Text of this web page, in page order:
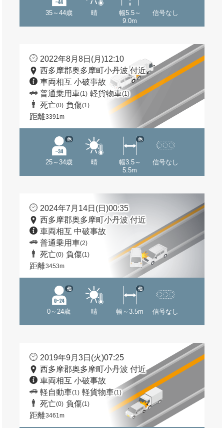
35～44歳 晴
幅5.5～
9.0m
信号なし
2022年8月8日(月)12:10
西多摩郡奥多摩町小丹波 付近
車両相互 小破事故
普通乗用車(1) 軽貨物車(1)
死亡(0) 負傷(1)
距離3391m
25～34歳
他
晴
幅3.5～
5.5m
他
信号なし
2024年7月14日(日)00:35
西多摩郡奥多摩町小丹波 付近
車両相互 中破事故
普通乗用車(2)
死亡(0) 負傷(1)
距離3453m
0～24歳
他
晴 幅～3.5m
他
信号なし
2019年9月3日(火)07:25
西多摩郡奥多摩町小丹波 付近
車両相互 小破事故
軽自動車(1) 軽貨物車(1)
死亡(0) 負傷(1)
距離3461m